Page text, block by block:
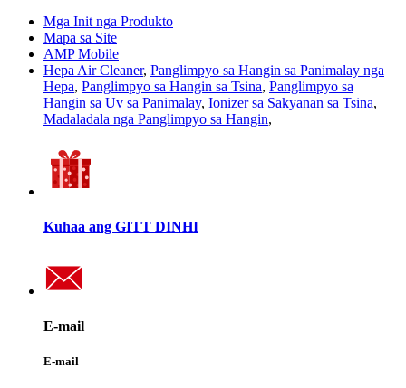
Mga Init nga Produkto
Mapa sa Site
AMP Mobile
Hepa Air Cleaner, Panglimpyo sa Hangin sa Panimalay nga
Hepa, Panglimpyo sa Hangin sa Tsina, Panglimpyo sa
Hangin sa Uv sa Panimalay, Ionizer sa Sakyanan sa Tsina,
Madaladala nga Panglimpyo sa Hangin,
Kuhaa ang GITT DINHI
E-mail
E-mail